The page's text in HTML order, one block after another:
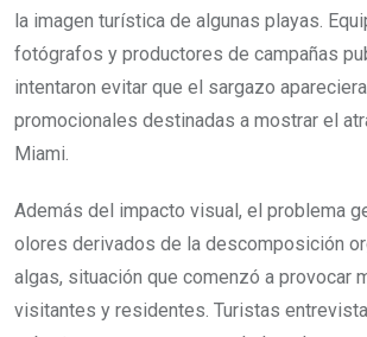
la imagen turística de algunas playas.
fotógrafos y productores de campañas
intentaron evitar que el sargazo
promocionales destinadas a mostrar el
Miami.
Además del impacto visual, el problema
olores derivados de la descomposición
algas, situación que comenzó a provocar
visitantes y residentes. Turistas